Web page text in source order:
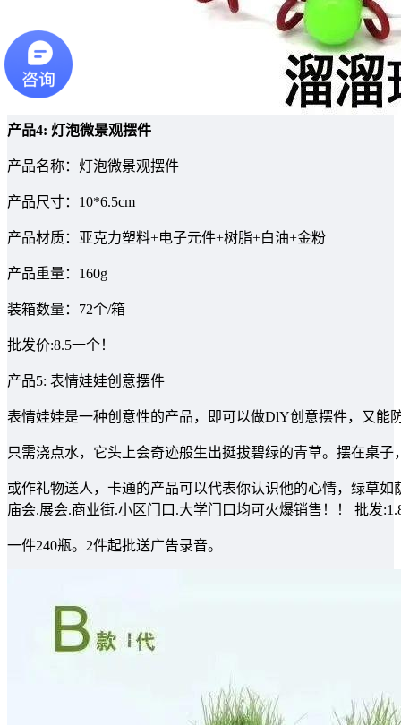
产品4: 灯泡微景观摆件
产品名称：灯泡微景观摆件
产品尺寸：10*6.5cm
产品材质：亚克力塑料+电子元件+树脂+白油+金粉
产品重量：160g
装箱数量：72个/箱
批发价:8.5一个！
产品5: 表情娃娃创意摆件
表情娃娃是一种创意性的产品，即可以做DlY创意摆件，又能
只需浇点水，它头上会奇迹般生出挺拔碧绿的青草。摆在桌
或作礼物送人，卡通的产品可以代表你认识他的心情，绿草
庙会.展会.商业街.小区门口.大学门口均可火爆销售！！ 批发
一件240瓶。2件起批送广告录音。